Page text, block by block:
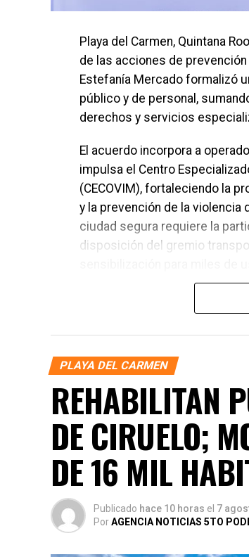
Playa del Carmen, Quintana
de las acciones de
Estefanía Mercado formalizó
público y de personal,
derechos y servicios
El acuerdo incorpora a
impulsa el Centro
(CECOVIM), fortaleciendo la
y la prevención de la violencia
ciudad segura requiere la
disposición del gremio
PLAYA DEL CARMEN
REHABILITAN
DE CIRUELO;
DE 16 MIL
Publicado hace 10 horas el 7
PorAGENCIA NOTICIAS 5TO